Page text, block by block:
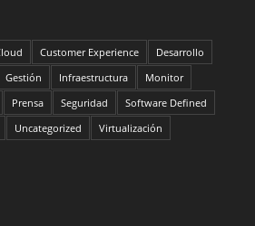
Customer Experience
Desarrollo
Gestión Infraestructura
Monitor
Prensa Seguridad
Software Defined
Uncategorized
Virtualización